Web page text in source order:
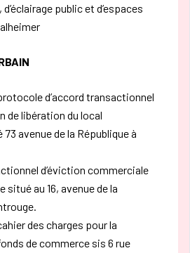
public et d’espaces
d’accord transactionnel
de libération du local
avenue de la République à
d’éviction commerciale
situé au 16, avenue de la
des charges pour la
de commerce sis 6 rue